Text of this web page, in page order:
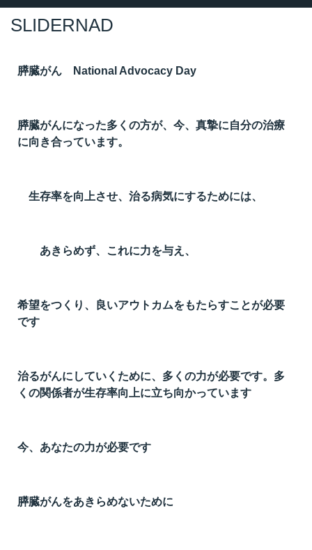
SLIDERNAD
膵臓がん National Advocacy Day
膵臓がんになった多くの方が、今、真摯に自分の治療
に向き合っています。
生存率を向上させ、治る病気にするためには、
あきらめず、これに力を与え、
希望をつくり、良いアウトカムをもたらすことが必要
です
治るがんにしていくために、多くの力が必要です。多
くの関係者が生存率向上に立ち向かっています
今、あなたの力が必要です
膵臓がんをあきらめないために